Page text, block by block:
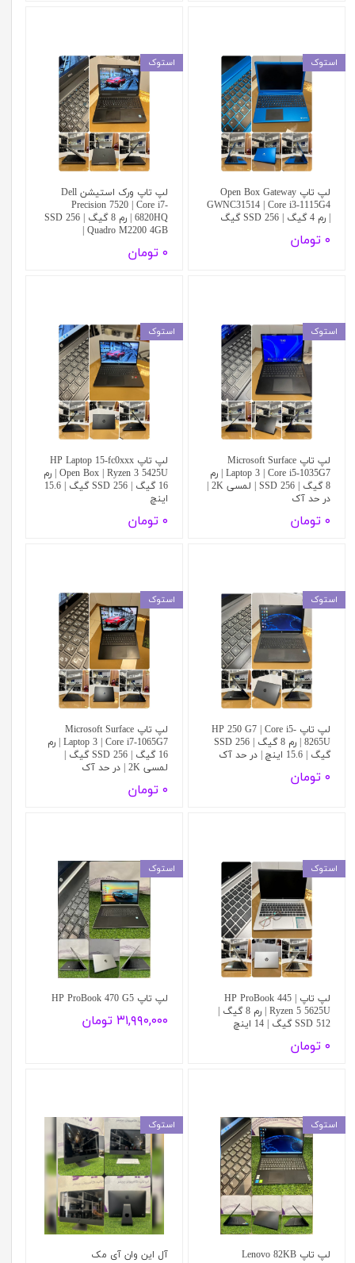
لپ تاپ Open Box Gateway
GWNC31514 | Core i3-1115G4
| رم 4 گیگ | SSD 256 گیگ
۰ تومان
استوک
لپ تاپ ورک استیشن Dell
Precision 7520 | Core i7-
6820HQ | رم 8 گیگ | SSD 256
| Quadro M2200 4GB
۰ تومان
استوک
لپ تاپ Microsoft Surface
Laptop 3 | Core i5-1035G7 | رم
در حد آک
۰ تومان
استوک
لپ تاپ HP Laptop 15-fc0xxx
Open Box | Ryzen 3 5425U | رم
16 گیگ | SSD 256 گیگ | 15.6
اینچ
۰ تومان
استوک
لپ تاپ HP 250 G7 | Core i5-
8265U | رم 8 گیگ | SSD 256
گیگ | 15.6 اینچ | در حد آک
۰ تومان
استوک
لپ تاپ Microsoft Surface
Laptop 3 | Core i7-1065G7 | رم
16 گیگ | SSD 256 گیگ |
لمسی 2K | در حد آک
۰ تومان
استوک
لپ تاپ HP ProBook 445 |
Ryzen 5 5625U | رم 8 گیگ |
SSD 512 گیگ | 14 اینچ
۰ تومان
استوک
لپ تاپ HP ProBook 470 G5
۳۱,۹۹۰,۰۰۰ تومان
استوک
لپ تاپ Lenovo 82KB
استوک
آل این وان آی مک
استوک